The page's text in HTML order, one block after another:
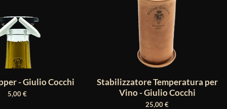
- Giulio Cocchi
Prezzo
5,00 €
Stabilizzatore Temperatura per
Vino - Giulio Cocchi
Prezzo
25,00 €